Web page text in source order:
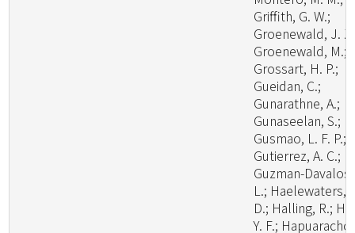
Griffith, G. W.;
Groenewald, J.
Groenewald, M.;
Grossart, H. P.;
Gueidan, C.;
Gunarathne, A.;
Gunaseelan, S.;
Gusmao, L. F. P.;
Gutierrez, A. C.;
Guzman-Davalos,
L.; Haelewaters,
D.; Halling, R.;
Y. F.;